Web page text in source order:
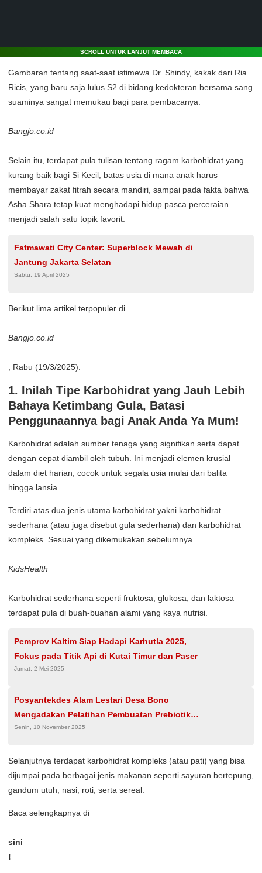
SCROLL UNTUK LANJUT MEMBACA
Gambaran tentang saat-saat istimewa Dr. Shindy, kakak dari Ria
Ricis, yang baru saja lulus S2 di bidang kedokteran bersama sang
suaminya sangat memukau bagi para pembacanya.
Bangjo.co.id
Selain itu, terdapat pula tulisan tentang ragam karbohidrat yang
kurang baik bagi Si Kecil, batas usia di mana anak harus
membayar zakat fitrah secara mandiri, sampai pada fakta bahwa
Asha Shara tetap kuat menghadapi hidup pasca perceraian
menjadi salah satu topik favorit.
Fatmawati City Center: Superblock Mewah di
Jantung Jakarta Selatan
Sabtu, 19 April 2025
Berikut lima artikel terpopuler di
Bangjo.co.id
, Rabu (19/3/2025):
1. Inilah Tipe Karbohidrat yang Jauh Lebih
Bahaya Ketimbang Gula, Batasi
Penggunaannya bagi Anak Anda Ya Mum!
Karbohidrat adalah sumber tenaga yang signifikan serta dapat
dengan cepat diambil oleh tubuh. Ini menjadi elemen krusial
dalam diet harian, cocok untuk segala usia mulai dari balita
hingga lansia.
Terdiri atas dua jenis utama karbohidrat yakni karbohidrat
sederhana (atau juga disebut gula sederhana) dan karbohidrat
kompleks. Sesuai yang dikemukakan sebelumnya.
KidsHealth
Karbohidrat sederhana seperti fruktosa, glukosa, dan laktosa
terdapat pula di buah-buahan alami yang kaya nutrisi.
Pemprov Kaltim Siap Hadapi Karhutla 2025,
Fokus pada Titik Api di Kutai Timur dan Paser
Jumat, 2 Mei 2025
Posyantekdes Alam Lestari Desa Bono
Mengadakan Pelatihan Pembuatan Prebiotik
Tanah Dan Tanaman
Senin, 10 November 2025
Selanjutnya terdapat karbohidrat kompleks (atau pati) yang bisa
dijumpai pada berbagai jenis makanan seperti sayuran bertepung,
gandum utuh, nasi, roti, serta sereal.
Baca selengkapnya di
sini
!